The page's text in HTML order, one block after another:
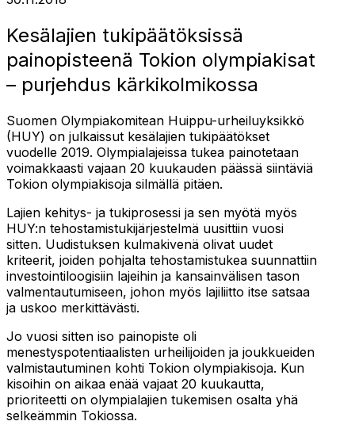
Kesälajien tukipäätöksissä
painopisteenä Tokion olympiakisat
– purjehdus kärkikolmikossa
Suomen Olympiakomitean Huippu-urheiluyksikkö
(HUY) on julkaissut kesälajien tukipäätökset
vuodelle 2019. Olympialajeissa tukea painotetaan
voimakkaasti vajaan 20 kuukauden päässä siintäviä
Tokion olympiakisoja silmällä pitäen.
Lajien kehitys- ja tukiprosessi ja sen myötä myös
HUY:n tehostamistukijärjestelmä uusittiin vuosi
sitten. Uudistuksen kulmakivenä olivat uudet
kriteerit, joiden pohjalta tehostamistukea suunnattiin
investointiloogisiin lajeihin ja kansainvälisen tason
valmentautumiseen, johon myös lajiliitto itse satsaa
ja uskoo merkittävästi.
Jo vuosi sitten iso painopiste oli
menestyspotentiaalisten urheilijoiden ja joukkueiden
valmistautuminen kohti Tokion olympiakisoja. Kun
kisoihin on aikaa enää vajaat 20 kuukautta,
prioriteetti on olympialajien tukemisen osalta yhä
selkeämmin Tokiossa.